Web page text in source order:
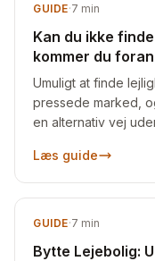
GUIDE·7 min
Kan du ikke
kommer du
Umuligt at finde
pressede marked,
en alternativ vej
Læs guide
GUIDE·7 min
Bytte Lejebolig: